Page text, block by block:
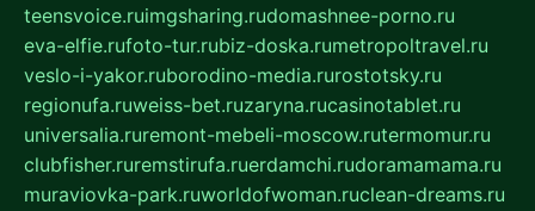
teensvoice.ruimgsharing.rudomashnee-porno.ru
eva-elfie.rufoto-tur.rubiz-doska.rumetropoltravel.ru
veslo-i-yakor.ruborodino-media.rurostotsky.ru
regionufa.ruweiss-bet.ruzaryna.rucasinotablet.ru
universalia.ruremont-mebeli-moscow.rutermomur.ru
clubfisher.ruremstirufa.ruerdamchi.rudoramamama.ru
muraviovka-park.ruworldofwoman.ruclean-dreams.ru